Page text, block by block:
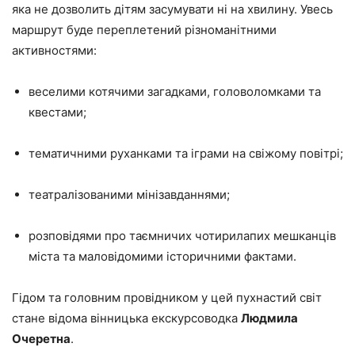
яка не дозволить дітям засумувати ні на хвилину. Увесь
маршрут буде переплетений різноманітними
активностями:
веселими котячими загадками, головоломками та
квестами;
тематичними руханками та іграми на свіжому повітрі;
театралізованими мінізавданнями;
розповідями про таємничих чотирилапих мешканців
міста та маловідомими історичними фактами.
Гідом та головним провідником у цей пухнастий світ
стане відома вінницька екскурсоводка Людмила
Очеретна.